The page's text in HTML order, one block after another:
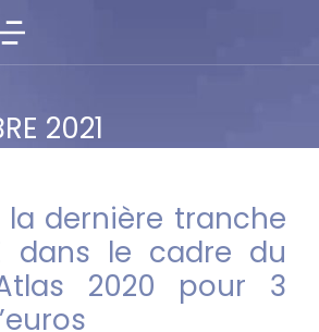
2021
la dernière tranche
dans le cadre du
2020 pour 3